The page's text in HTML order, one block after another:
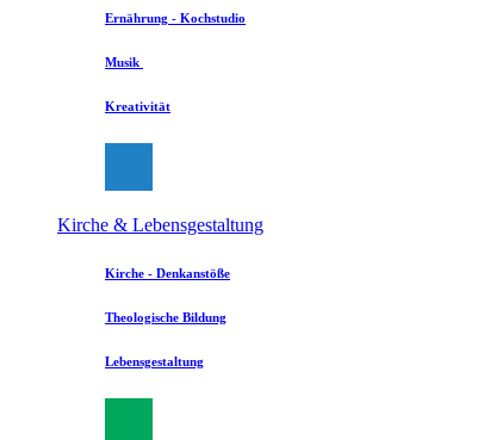
Ernährung - Kochstudio
Musik
Kreativität
Kirche & Lebensgestaltung
Kirche - Denkanstöße
Theologische Bildung
Lebensgestaltung